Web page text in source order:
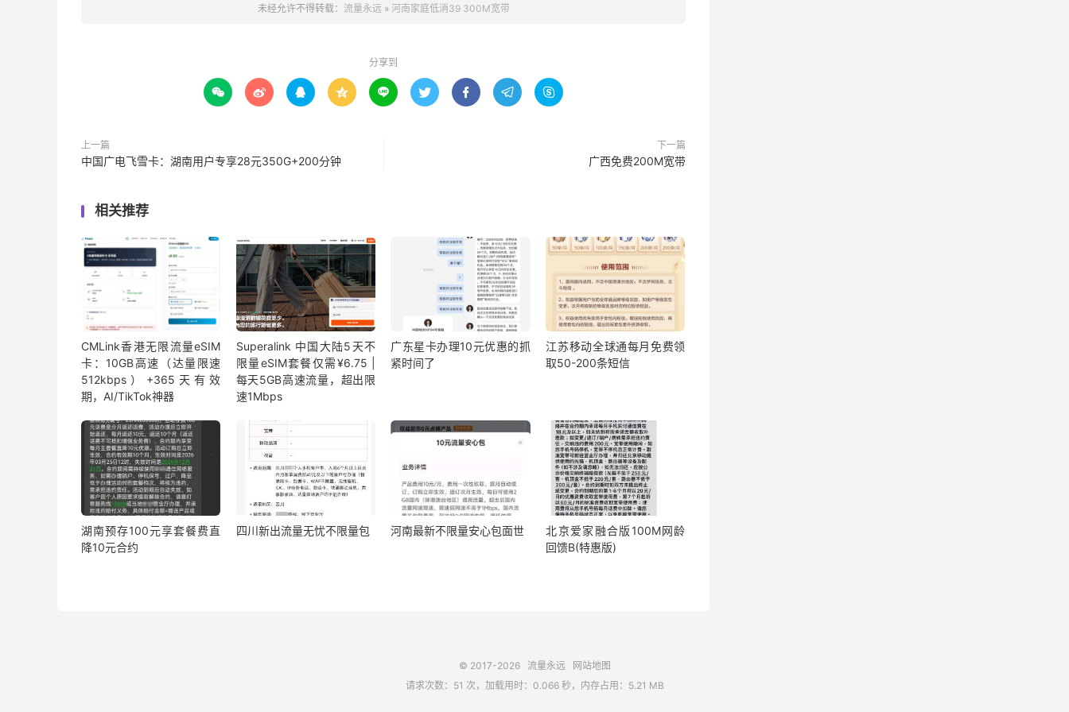
未经允许不得转载： 流量永远 » 河南家庭低消39 300M宽带
分享到
        
上一篇
中国广电飞雪卡：湖南用户专享28元350G+200分钟
下一篇
广西免费200M宽带
相关推荐
CMLink香港无限流量eSIM
卡：10GB高速（达量限速
512kbps）+365天有效
期，AI/TikTok神器
Superalink 中国大陆5天不
限量eSIM套餐仅需¥6.75 |
每天5GB高速流量，超出限
速1Mbps
广东星卡办理10元优惠的抓
紧时间了
江苏移动全球通每月免费领
取50-200条短信
湖南预存100元享套餐费直
降10元合约
四川新出流量无忧不限量包 河南最新不限量安心包面世
北京爱家融合版100M网龄
回馈B(特惠版)
© 2017-2026 流量永远
网站地图
请求次数：51 次，加载用时：0.066 秒，内存占用：5.21 MB